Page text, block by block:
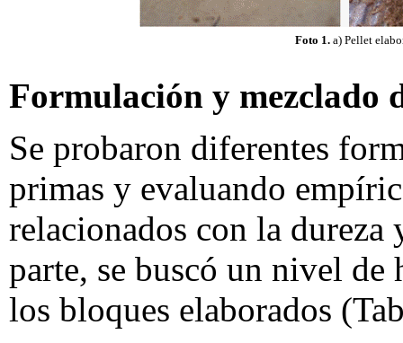
Foto 1.a) Pellet
Formulación y mezclado
Se probaron diferentes
primas y evaluando
relacionados con la
parte, se buscó un nivel de
los bloques elaborados